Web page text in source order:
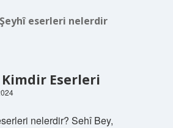
Şeyhî eserleri nelerdir
Kimdir Eserleri
nelerdir? Sehî Bey,